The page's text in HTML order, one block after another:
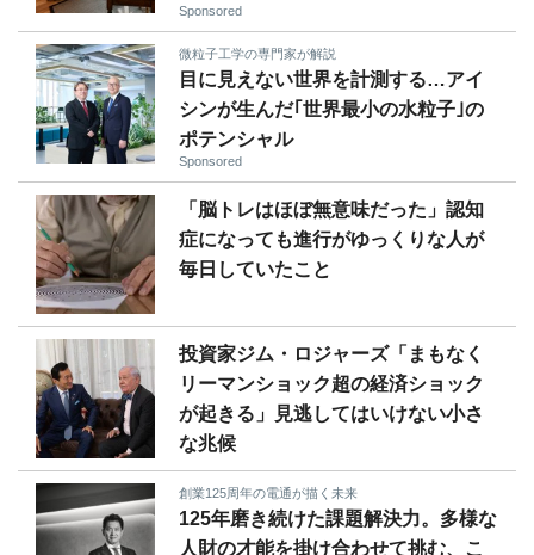
Sponsored
微粒子工学の専門家が解説
目に見えない世界を計測する…アイ
シンが生んだ｢世界最小の水粒子｣の
ポテンシャル
Sponsored
「脳トレはほぼ無意味だった」認知
症になっても進行がゆっくりな人が
毎日していたこと
投資家ジム・ロジャーズ「まもなく
リーマンショック超の経済ショック
が起きる」見逃してはいけない小さ
な兆候
創業125周年の電通が描く未来
125年磨き続けた課題解決力。多様な
人財の才能を掛け合わせて挑む、こ